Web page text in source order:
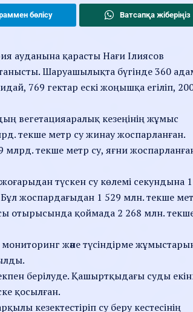
бөлісу Ватсапқа жіберіңіз
ауданына қарасты Нағи Ілиясов
Шаруашылықта бүгінде 360
769 гектар ескі жоңышқа егіліп,
вегетацияаралық кезеңінің жұмыс
текше метр су жинау жоспарланған.
текше метр су, яғни
түскен су көлемі секундына
жоспардағыдан 1 529 млн. текше
отырысында қоймада 2 268 млн.
және түсіндірме
берілуде. Қашыртқыдағы суды
қосылған.
кезектестіріп су беру кестесінің